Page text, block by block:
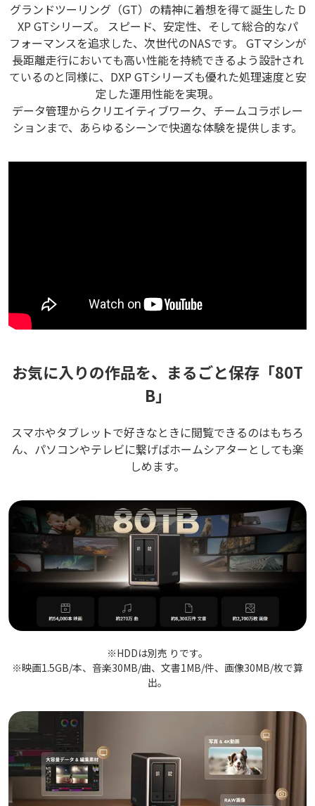
グランドツーリング（GT）の精神に着想を得て誕生した D
XP GTシリーズ。 スピード、安定性、そして総合的なパ
フォーマンスを追求した、次世代のNASです。 GTマシンが
長距離走行においても高い性能を持続できるよう設計され
ているのと同様に、DXP GTシリーズも優れた処理速度と安
定した運用性能を実現。
データ管理からクリエイティブワーク、チームコラボレー
ションまで、あらゆるシーンで快適な体験を提供します。
お気に入りの作品を、まるごと保存「80T
B」
スマホやタブレットで好きなときに閲覧できるのはもちろ
ん、パソコンやテレビに繋げばホームシアターとしても楽
しめます。
※HDDは別売 りです。
※映画1.5GB/本、音楽30MB/曲、文書1MB/件、画像30MB/枚で算
出。